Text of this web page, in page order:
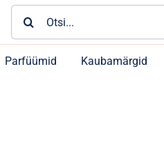
Parfüümid
Kaubamärgid